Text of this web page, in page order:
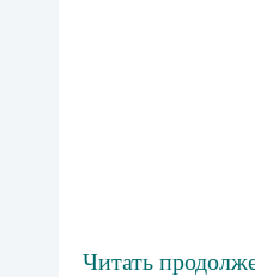
Читать